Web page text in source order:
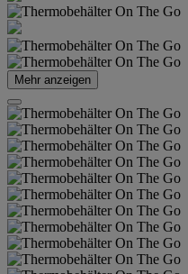
Mehr anzeigen